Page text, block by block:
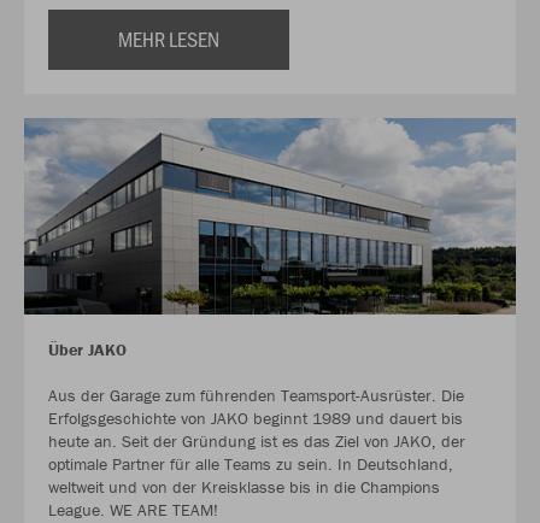
MEHR LESEN
Über JAKO
Aus der Garage zum führenden Teamsport-Ausrüster. Die
Erfolgsgeschichte von JAKO beginnt 1989 und dauert bis
heute an. Seit der Gründung ist es das Ziel von JAKO, der
optimale Partner für alle Teams zu sein. In Deutschland,
weltweit und von der Kreisklasse bis in die Champions
League. WE ARE TEAM!